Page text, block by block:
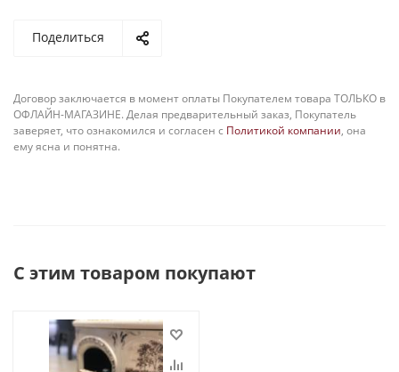
Поделиться
Договор заключается в момент оплаты Покупателем товара ТОЛЬКО в
ОФЛАЙН-МАГАЗИНЕ. Делая предварительный заказ, Покупатель
заверяет, что ознакомился и согласен с Политикой компании, она
ему ясна и понятна.
С этим товаром покупают